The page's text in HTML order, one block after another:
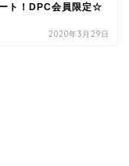
ト！DPC会員限定☆
2020年3月29日